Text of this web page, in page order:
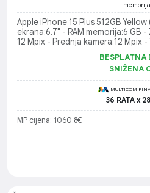
memorija
Apple iPhone 15 Plus 512GB
ekrana:6.7" - RAM memorija:6 GB
12 Mpix - Prednja kamera:12 Mpix -
BESPLATNA
SNIŽENA
MULTICOM
36 RATA x
MP cijena: 1060.8€